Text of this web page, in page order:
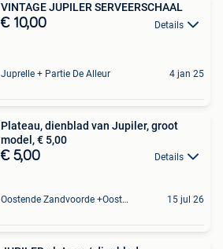
VINTAGE JUPILER SERVEERSCHAAL
€ 10,00 Details
Juprelle + Partie De Alleur 4 jan 25
Plateau, dienblad van Jupiler, groot
model, € 5,00
€ 5,00 Details
Oostende Zandvoorde +Oostende 15 jul 26